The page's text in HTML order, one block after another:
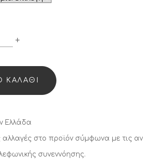
+
Ελλάδα
αλλαγές στο προϊόν σύμφωνα με τις
συνεννόησης.